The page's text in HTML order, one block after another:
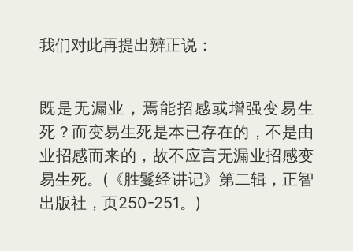
我们对此再提出辨正说：
既是无漏业，焉能招感或增强变易生
死？而变易生死是本已存在的，不是由
业招感而来的，故不应言无漏业招感变
易生死。(《胜鬘经讲记》第二辑，正智
出版社，页250-251。)